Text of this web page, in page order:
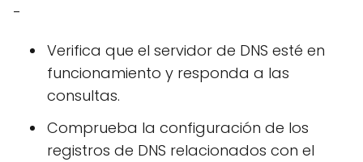
-
Verifica que el servidor de DNS esté en
funcionamiento y responda a las
consultas.
Comprueba la configuración de los
registros de DNS relacionados con el